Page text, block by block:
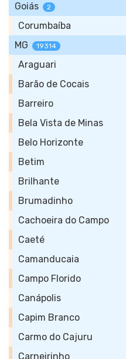
Goiás
2
Corumbaíba
MG
19314
Araguari
Barão de Cocais
Barreiro
Bela Vista de Minas
Belo Horizonte
Betim
Brilhante
Brumadinho
Cachoeira do Campo
Caeté
Camanducaia
Campo Florido
Canápolis
Capim Branco
Carmo do Cajuru
Carneirinho